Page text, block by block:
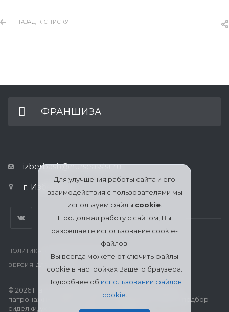
НАЗАД К СПИСКУ
ФРАНШИЗА
izberbash@nurseassist.ru
г. Избербаш
ПОЛИТИКА КОНФИДЕНЦИАЛЬНОСТИ
ВЕРСИЯ ДЛЯ ПЕЧАТИ
© 2026 Патронажная служба МЦСО «Ассоциация
патронажных работников» в Избербаше: поиск и подбор
сиделки, уход за пожилыми, больными и
Для улучшения работы сайта и его
взаимодействия с пользователями мы
используем файлы cookie.
Продолжая работу с сайтом, Вы
разрешаете использование cookie-
файлов.
Вы всегда можете отключить файлы
cookie в настройках Вашего браузера.
Подробнее об использовании файлов
cookie